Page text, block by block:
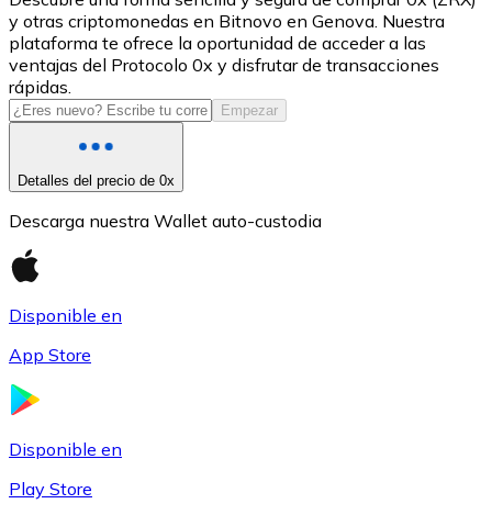
USDC
Litecoin
LTC
y otras criptomonedas en Bitnovo en Genova. Nuestra
plataforma te ofrece la oportunidad de acceder a las
ventajas del Protocolo 0x y disfrutar de transacciones
rápidas.
Empezar
Detalles del precio de 0x
Descarga nuestra Wallet auto-custodia
Disponible en
App Store
Disponible en
Play Store